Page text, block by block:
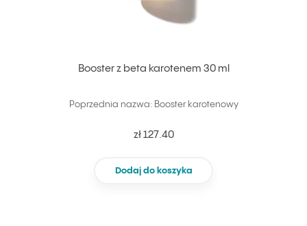
Booster z beta karotenem 30 ml
Poprzednia nazwa: Booster karotenowy
zł 127.40
Dodaj do koszyka